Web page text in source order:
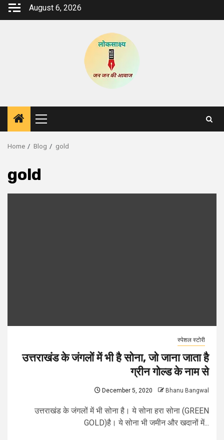
Skip
August 6, 2026
Primary
Menu
Home Blog gold
gold
स्पेशल स्टोरी
उत्तराखंड के जंगलों में भी है सोना, जो जाना जाता है
ग्रीन गोल्ड के नाम से
December 5, 2020 Bhanu Bangwal
उत्तराखंड के जंगलों में भी सोना है। ये सोना हरा सोना (GREEN
GOLD)है। ये सोना भी जमीन और खदानों में...